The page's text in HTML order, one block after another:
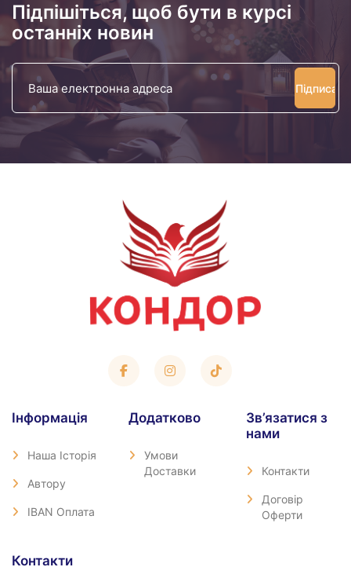
Підпішіться, щоб бути в курсі
останніх новин
Ваша
електронна
Iнформація
Наша Історія
Автору
IBAN Оплата
Додатково
Умови
Доставки
Зв’язатися з
нами
Контакти
Договір
Оферти
Контакти